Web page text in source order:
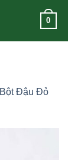
0
Bột Đậu Đỏ